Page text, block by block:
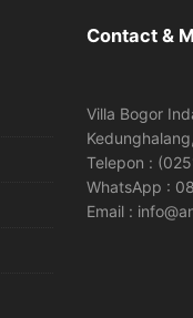
Contact &
Villa Bogor
Telepon :
WhatsApp :
Email :